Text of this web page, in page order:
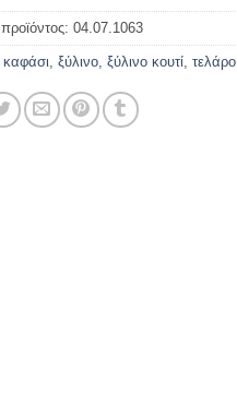
04.07.1063
καφάσι ξύλινο ξύλινο κουτί τελάρο